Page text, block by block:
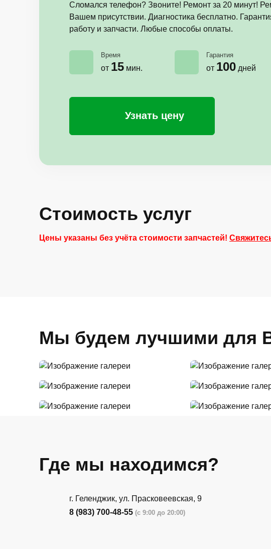
Сломался телефон? Звоните! Ремонт за 20 минут!
Вашем присутствии. Диагностика бесплатно.
работу и запчасти. Любые способы оплаты.
Время
от 15 мин.
Гарантия
от 100 дней
Узнать цену
Стоимость услуг
Цены указаны без учёта стоимости запчастей!
Мы будем лучшими для
Где мы находимся?
г. Геленджик, ул. Прасковеевская, 9
8 (983) 700-48-55 (с 9:00 до 20:00)